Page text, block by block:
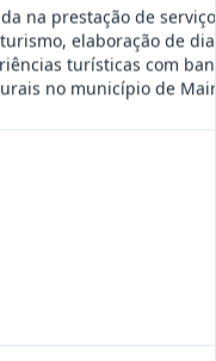
Ver detalhes
na prestação de
elaboração de
turísticas com
no município de